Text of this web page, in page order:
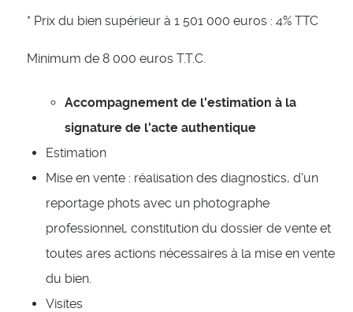
* Prix du bien supérieur à 1 501 000 euros : 4% TTC
Minimum de 8 000 euros T.T.C.
Accompagnement de l'estimation à la
signature de l'acte authentique
Estimation
Mise en vente : réalisation des diagnostics, d'un
reportage phots avec un photographe
professionnel, constitution du dossier de vente et
toutes ares actions nécessaires à la mise en vente
du bien.
Visites